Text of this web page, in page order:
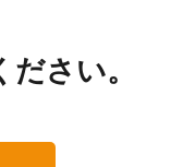
さい。